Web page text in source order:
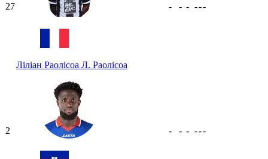
27
Ліліан Раолісоа Л. Раолісоа
- - - ---
2 - - - ---